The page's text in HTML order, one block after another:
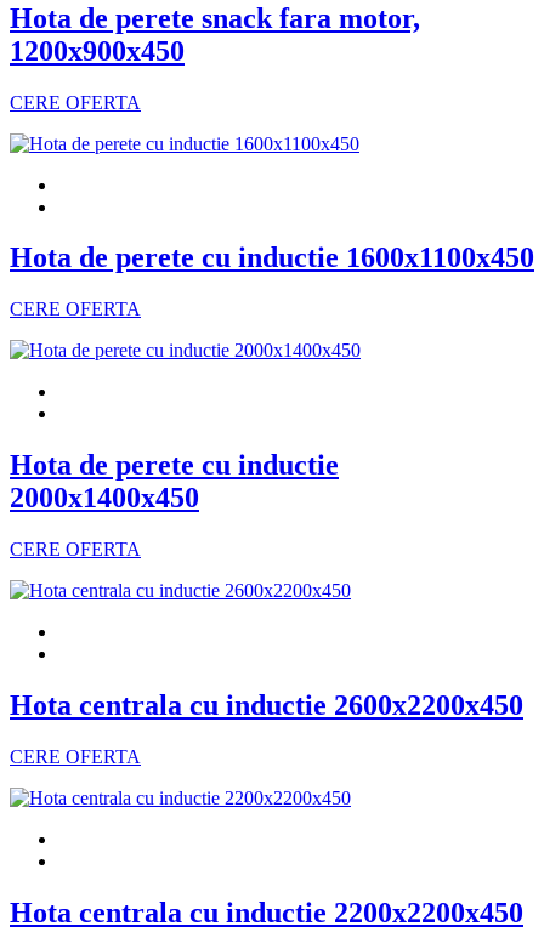
Hota de perete snack fara motor,
1200x900x450
CERE OFERTA
Hota de perete cu inductie 1600x1100x450
CERE OFERTA
Hota de perete cu inductie
2000x1400x450
CERE OFERTA
Hota centrala cu inductie 2600x2200x450
CERE OFERTA
Hota centrala cu inductie 2200x2200x450